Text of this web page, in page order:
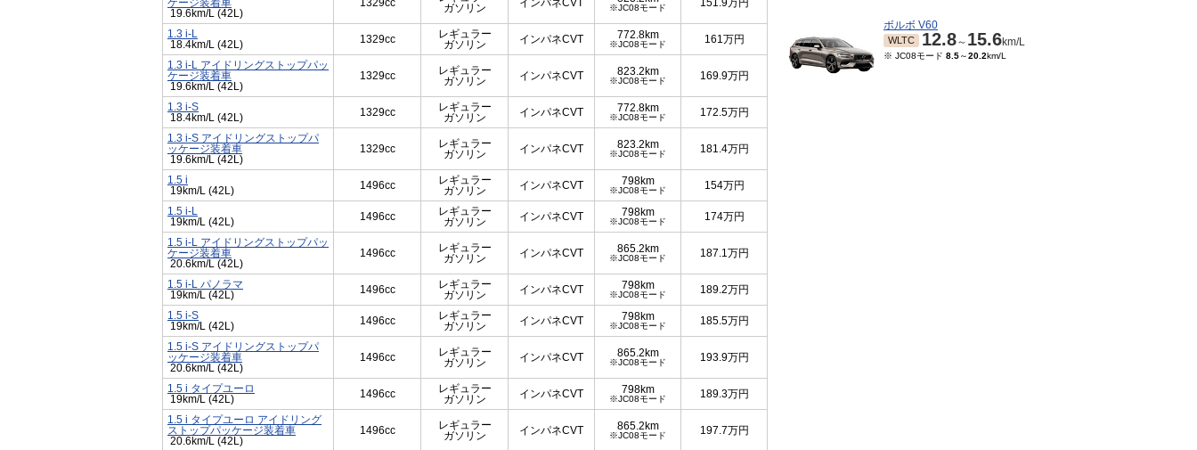
ケージ装着車
19.6km/L (42L)
1329cc
ガソリン
インパネCVT ※JC08モード 151.9万円
1.3 i-L
18.4km/L (42L)
1329cc
レギュラー
ガソリン
インパネCVT 772.8km
※JC08モード 161万円
1.3 i-L アイドリングストップパッ
ケージ装着車
19.6km/L (42L)
1329cc
レギュラー
ガソリン
インパネCVT 823.2km
※JC08モード 169.9万円
1.3 i-S
18.4km/L (42L)
1329cc
レギュラー
ガソリン
インパネCVT 772.8km
※JC08モード 172.5万円
1.3 i-S アイドリングストップパ
ッケージ装着車
19.6km/L (42L)
1329cc
レギュラー
ガソリン
インパネCVT 823.2km
※JC08モード 181.4万円
1.5 i
19km/L (42L)
1496cc
レギュラー
ガソリン
インパネCVT 798km
※JC08モード 154万円
1.5 i-L
19km/L (42L)
1496cc
レギュラー
ガソリン
インパネCVT 798km
※JC08モード 174万円
1.5 i-L アイドリングストップパッ
ケージ装着車
20.6km/L (42L)
1496cc
レギュラー
ガソリン
インパネCVT 865.2km
※JC08モード 187.1万円
1.5 i-L パノラマ
19km/L (42L)
1496cc
レギュラー
ガソリン
インパネCVT 798km
※JC08モード 189.2万円
1.5 i-S
19km/L (42L)
1496cc
レギュラー
ガソリン
インパネCVT 798km
※JC08モード 185.5万円
1.5 i-S アイドリングストップパ
ッケージ装着車
20.6km/L (42L)
1496cc
レギュラー
ガソリン
インパネCVT 865.2km
※JC08モード 193.9万円
1.5 i タイプユーロ
19km/L (42L)
1496cc
レギュラー
ガソリン
インパネCVT 798km
※JC08モード 189.3万円
1.5 i タイプユーロ アイドリング
ストップパッケージ装着車
20.6km/L (42L)
1496cc
レギュラー
ガソリン
インパネCVT 865.2km
※JC08モード 197.7万円
ボルボ V60
WLTC 12.8～ 15.6km/L
※ JC08モード 8.5～20.2km/L